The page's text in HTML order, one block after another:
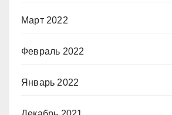
Март 2022
Февраль 2022
Январь 2022